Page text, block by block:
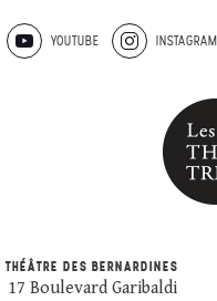
YOUTUBE INSTAGRAM
THÉÂTRE DES BERNARDINES
17 Boulevard Garibaldi